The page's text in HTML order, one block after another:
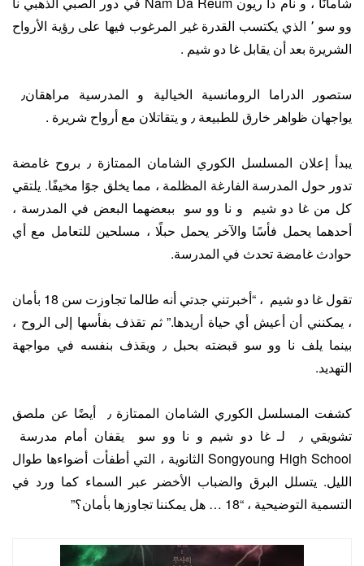
وو سو ٬ الذي يكتسب القدرة غير المرغوب فيها على رؤية الأرواح
الشريرة بعد أن يقابل غا دو شيم .
يواجهان ظواهر خارق للطبيعة ٫ و يتقاتلان مع أرواح شريرة .
يبدأ إعلان المسلسل الكوري الشامان الممتازة ٫ بروح غامضة
تدور حول المدرسة الفارغة المظلمة ، مما يخلق جوًا مخيفًا. يلتقي
كل من غا دو شيم و نا وو سو ببعضهما البعض في المدرسة ،
أحدهما يحمل فأسًا والآخر يحمل حبلًا ، مسلحين للتعامل مع أي
حوادث غامضة تحدث في المدرسة.
تقول غا دو شيم ، “أخبرتني جدتي أنه طالما تجاوزت سن 18 بأمان
، يمكنني أن أعيش أي حياة أريدها.” ثم تقذف بفأسها إلى الروح ،
بينما يلف نا وو سو قبضته بحبل ٫ ويقذف بنفسه في مواجهة
التهديد.
كشفت المسلسل الكوري الشامان الممتازة ٫ أيضًا عن ملصق
تشويقي ٫ لـ غا دو شيم و نا وو سو يقفان أمام مدرسة
Songyoung High School الثانوية ، التي أطفأت أضواءها طوال
الليل. يتسلل البرق والضباب الأخضر عبر السماء كما ورد في
التسمية التوضيحية ، “18 … هل يمكننا تجاوزها بأمان؟”